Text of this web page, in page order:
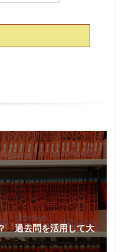
過去問を活用して大